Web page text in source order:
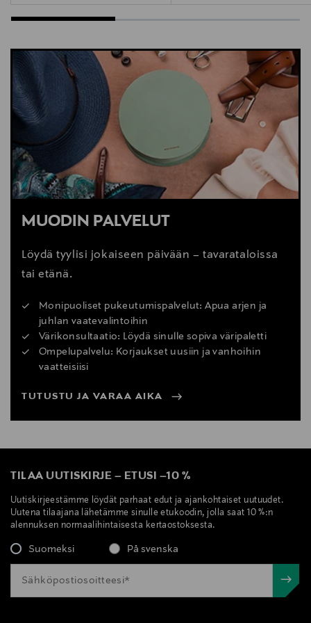
MUODIN PALVELUT
Löydä tyylisi jokaiseen päivään – tavarataloissa
tai etänä.
Monipuoliset pukeutumispalvelut: Apua arjen ja
juhlan vaatevalintoihin
Värikonsultaatio: Löydä sinulle sopiva väripaletti
Ompelupalvelu: Korjaukset uusiin ja vanhoihin
vaatteisiisi
TUTUSTU JA VARAA AIKA
TILAA UUTISKIRJE – ETUSI –10 %
Uutiskirjeestämme löydät parhaat edut ja ajankohtaiset uutuudet.
Uutena tilaajana lähetämme sinulle etukoodin, jolla saat 10 %:n
alennuksen normaalihintaisesta kertaostoksesta.
Suomeksi På svenska